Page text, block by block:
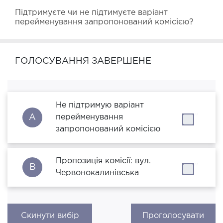
Підтримуєте чи не підтимуєте варіант
перейменування запропонований комісією?
ГОЛОСУВАННЯ ЗАВЕРШЕНЕ
A
Не підтримую варіант
перейменування
запропонований комісією
B
Пропозиція комісії: вул.
Червонокалинівська
Скинути вибір Проголосувати